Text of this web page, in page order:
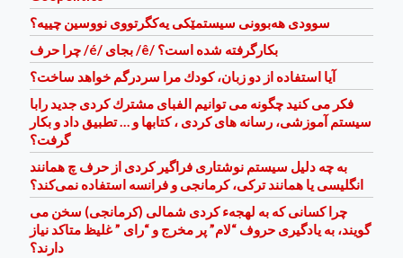
سوودی هه‌بوونی سیستمێكی یه‌كگرتووی نووسین چییه؟
چرا حرف /é/ بجای /ê/ بكارگرفته شده است؟
آيا استفاده از دو زبان، كودك مرا سردرگم خواهد ساخت؟
فكر می كنيد چگونه می توانيم الفبای مشترك كردی جديد رابا
سيستم آموزشی، رسانه های كردی ، كتابها و … تطبيق داد و بكار
گرفت؟
به چه دلیل سیستم نوشتاری فراگیر کردی از حرف چ همانند
انگلیسی یا همانند ترکی، کرمانجی و فرانسه استفاده نمی‌کند؟
چرا کسانی که به لهجهء کردی شمالی (کرمانجی) سخن می
گویند، به یادگیری حروف “لام” پر مخرج و “رای ” غلیظ متاکد نیاز
دارند؟